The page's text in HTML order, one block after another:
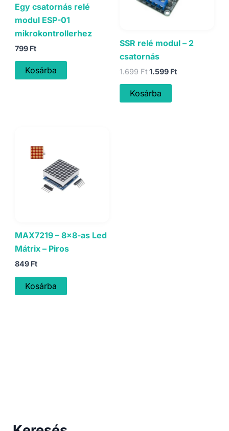
Egy csatornás relé
modul ESP-01
mikrokontrollerhez
799 Ft
Kosárba
SSR relé modul – 2
csatornás
1.699FtOriginal
was:
1.699 Ft.
1.599 FtCurrent
Kosárba
MAX7219 – 8×8-as Led
Mátrix – Piros
849 Ft
Kosárba